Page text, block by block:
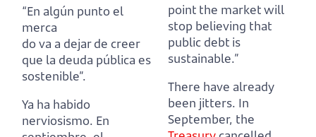
“En algún punto el
merca
do va a dejar de creer
que la deuda pública es
sostenible”.
Ya ha habido
nerviosismo. En
point the market will
stop believing that
public debt is
sustainable.”
There have already
been jitters. In
September, the